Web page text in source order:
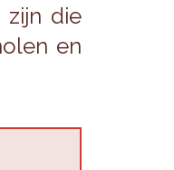
zijn die
en